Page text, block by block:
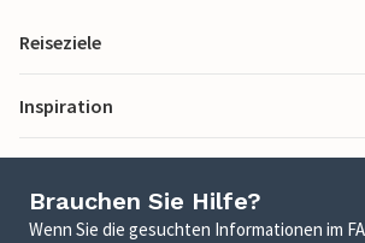
Reiseziele
Inspiration
Brauchen Sie Hilfe?
Wenn Sie die gesuchten Informationen im